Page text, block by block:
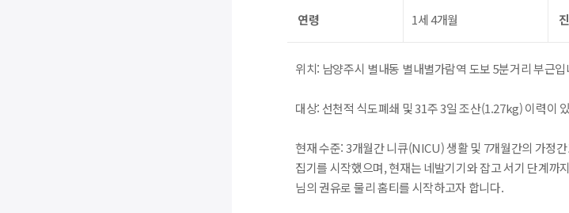
연령 1세 4개월
위치: 남양주시 별내동 별내별가람역 도보 5분거리 부근입
대상: 선천적 식도폐쇄 및 31주 3일 조산(1.27kg) 이력이
현재 수준: 3개월간 니큐(NICU) 생활 및 7개월간의 가정
집기를 시작했으며, 현재는 네발기기와 잡고 서기 단계까
님의 권유로 물리 홈티를 시작하고자 합니다.